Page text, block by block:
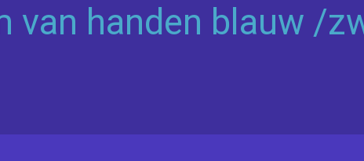
van handen blauw /